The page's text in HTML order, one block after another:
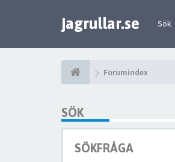
jagrullar.se Sök
Forumindex
SÖK
SÖKFRÅGA